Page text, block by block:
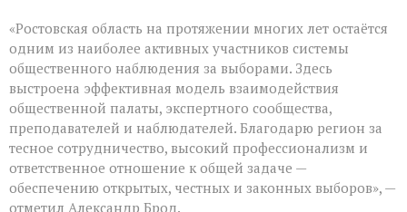
«Ростовская область на протяжении многих лет остаётся
одним из наиболее активных участников системы
общественного наблюдения за выборами. Здесь
выстроена эффективная модель взаимодействия
общественной палаты, экспертного сообщества,
преподавателей и наблюдателей. Благодарю регион за
тесное сотрудничество, высокий профессионализм и
ответственное отношение к общей задаче —
обеспечению открытых, честных и законных выборов», —
отметил Александр Брод.